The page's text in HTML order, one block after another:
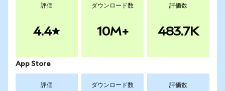
評価
4.4
ダウンロード数
10M+
評価数
483.7K
App Store
評価 ダウンロード数 評価数